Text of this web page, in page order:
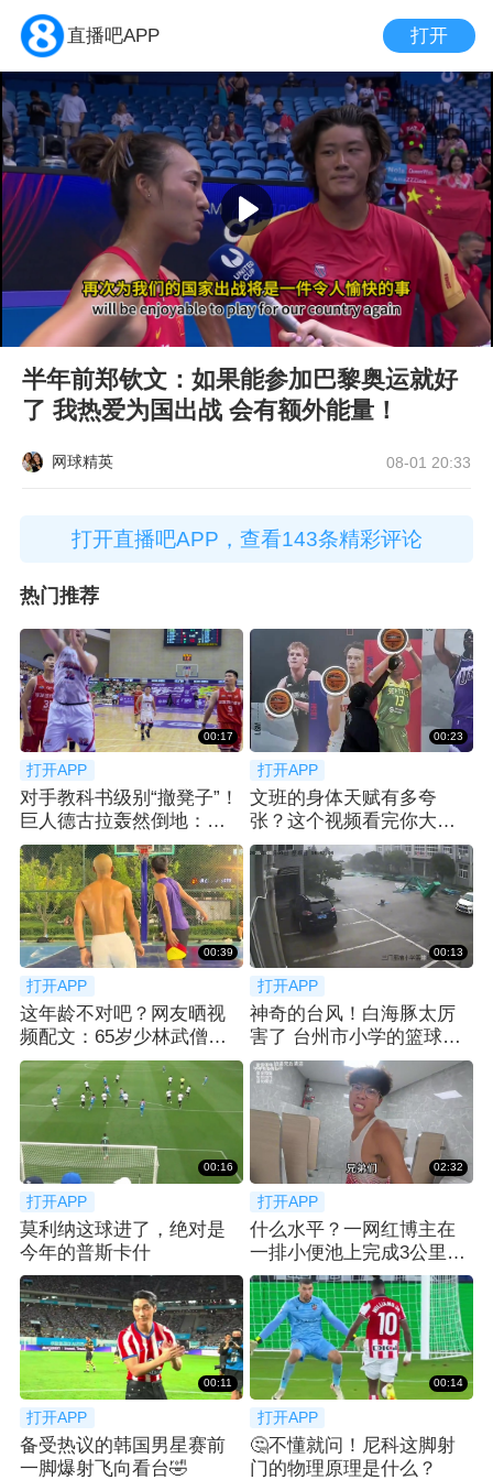
直播吧APP 打开
半年前郑钦文：如果能参加巴黎奥运就好
了 我热爱为国出战 会有额外能量！
网球精英 08-01 20:33
打开直播吧APP，查看143条精彩评论
热门推荐
00:17
打开APP
对手教科书级别“撤凳子”！
巨人德古拉轰然倒地：我
是谁我在哪？
00:23
打开APP
文班的身体天赋有多夸
张？这个视频看完你大概
就能了解了😂
00:39
打开APP
这年龄不对吧？网友晒视
频配文：65岁少林武僧赤
脚打球
00:13
打开APP
神奇的台风！白海豚太厉
害了 台州市小学的篮球架
被吹得站起来了
00:16
打开APP
莫利纳这球进了，绝对是
今年的普斯卡什
02:32
打开APP
什么水平？一网红博主在
一排小便池上完成3公里跑
步😂
00:11
打开APP
备受热议的韩国男星赛前
一脚爆射飞向看台🤣
00:14
打开APP
🤔不懂就问！尼科这脚射
门的物理原理是什么？